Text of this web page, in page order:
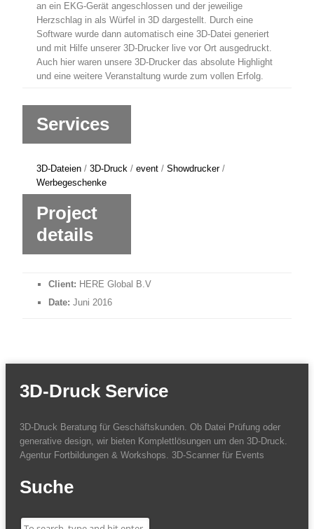
an ein EKG-Gerät angeschlossen und der jeweilige
Herzschlag in als Würfel in 3D dargestellt. Durch eine
Software wurde dann automatisch eine 3D-Datei generiert
und mit Hilfe unserer 3D-Drucker live vor Ort ausgedruckt.
Auch hier waren unsere 3D-Drucker das absolute Highlight
und eine weitere Veranstaltung wurde zum vollen Erfolg.
Services
3D-Dateien / 3D-Druck / event / Showdrucker/
Werbegeschenke
Project
details
Client: HERE Global B.V
Date: Juni 2016
3D-Druck Service
3D-Druck Beratung für Geschäftskunden. Ob Datei Prüfung oder
generative design, wir bieten Komplettlösungen um den 3D-Druck.
Agentur Fortbildungen & Workshops. 3D-Scanner für Events
Suche